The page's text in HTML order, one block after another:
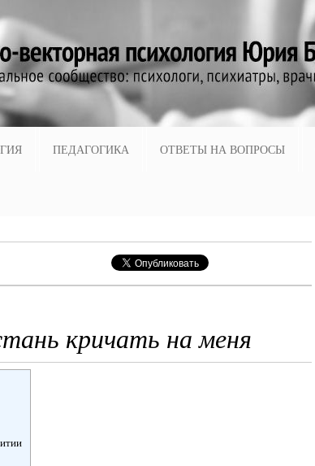
ПЕДАГОГИКА ОТВЕТЫ НА ВОПРОСЫ
кричать на меня